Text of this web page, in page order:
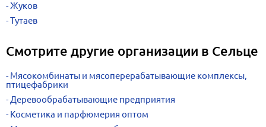
Жуков
Тутаев
Смотрите другие организации в Сельце
Мясокомбинаты и мясоперерабатывающие комплексы,
птицефабрики
Деревообрабатывающие предприятия
Косметика и парфюмерия оптом